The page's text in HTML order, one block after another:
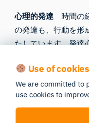
心理的発達 時間の
の発達も、行動を形
たしています。発達
かを研究する学問で
会的発達段階論は、
うに進化していくか
の行動にどのような
Use of cookies
We are committed to
use cookies to